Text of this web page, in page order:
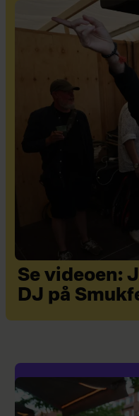
Se videoen:
DJ på